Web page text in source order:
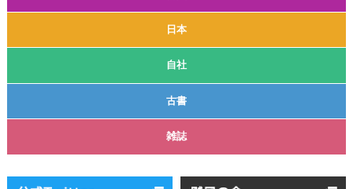
日本
自社
古書
雑誌